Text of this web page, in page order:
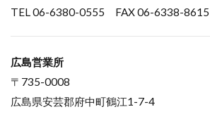
TEL 06-6380-0555 FAX 06-6338-8615
広島営業所
〒735-0008
広島県安芸郡府中町鶴江1-7-4